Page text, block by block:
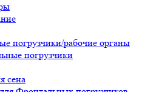
погрузчики/рабочие органы
погрузчики
сена